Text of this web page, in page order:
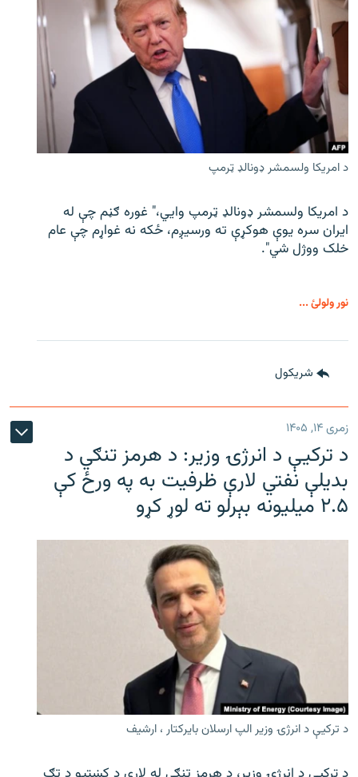
د امریکا ولسمشر ډونالډ ټرمپ
د امریکا ولسمشر ډونالډ ټرمپ وايي،" غوره ګڼم چې له
ایران سره یوې هوکړې ته ورسیږم، ځکه نه غواړم چې عام
خلک ووژل شي".
نور ولولئ ...
شريکول
زمری ۱۴, ۱۴۰۵
د ترکیې د انرژۍ وزیر: د هرمز تنګي د
بدیلې نفتي لارې ظرفیت به په ورځ کې
۲.۵ میلیونه بېرلو ته لوړ کړو
د ترکیې د انرژۍ وزیر الپ ارسلان بایرکتار ، ارشیف